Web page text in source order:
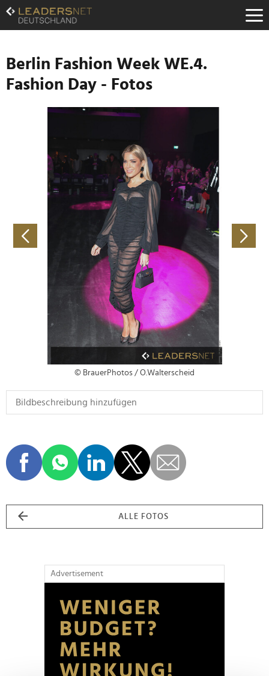
Zum
Inhalt
Zur
Navigation
Zur
Hauptnavigation
Berlin Fashion Week WE.4.
Fashion Day - Fotos
© BrauerPhotos / O.Walterscheid
ALLE FOTOS
Advertisement